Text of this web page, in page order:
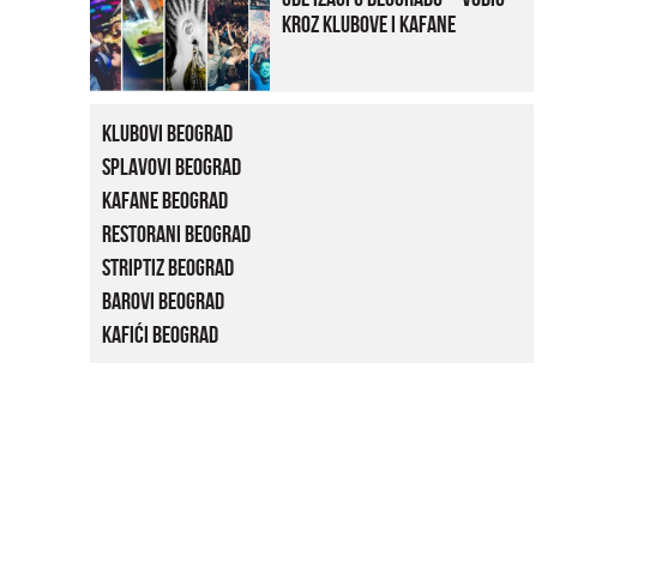
kroz klubove i kafane
Klubovi Beograd
Splavovi Beograd
Kafane Beograd
Restorani Beograd
Striptiz Beograd
Barovi Beograd
Kafići Beograd